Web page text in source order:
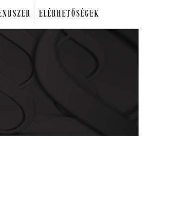
ELÉRHETŐSÉGEK